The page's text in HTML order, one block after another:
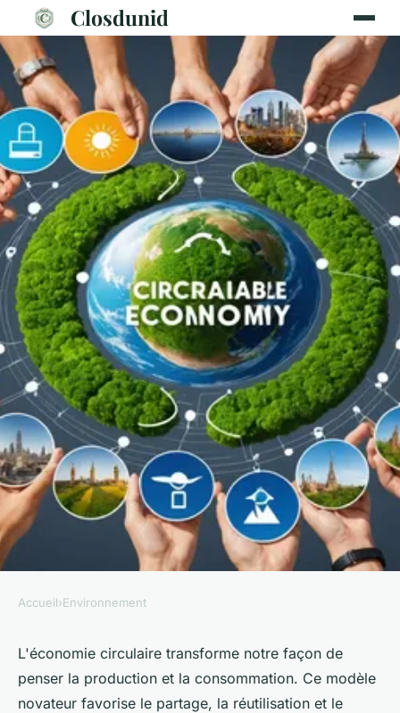
Closdunid
L'économie circulaire : le futur
durable à portée de main
Accueil›Environnement
L'économie circulaire transforme notre façon de
penser la production et la consommation. Ce modèle
novateur favorise le partage, la réutilisation et le